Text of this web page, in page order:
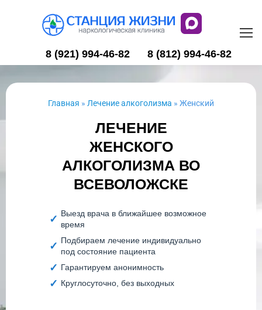
8 (921) 994-46-82 8 (812) 994-46-82
Главная » Лечение алкоголизма » Женский
ЛЕЧЕНИЕ
ЖЕНСКОГО
АЛКОГОЛИЗМА ВО
ВСЕВОЛОЖСКЕ
Выезд врача в ближайшее возможное
время
Подбираем лечение индивидуально
под состояние пациента
Гарантируем анонимность
Круглосуточно, без выходных